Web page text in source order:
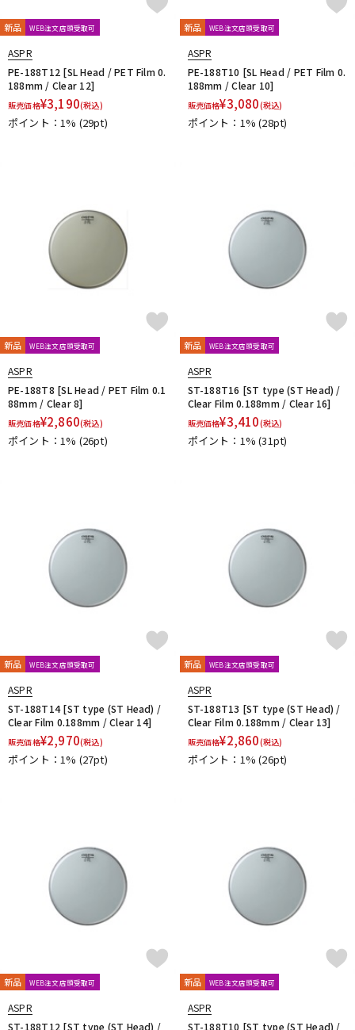
新品 WEB注文店頭受取可
ASPR
PE-188T12 [SL Head / PET Film 0.
188mm / Clear 12]
販売価格¥3,190(税込)
ポイント：1% (29pt)
新品 WEB注文店頭受取可
ASPR
PE-188T10 [SL Head / PET Film 0.
188mm / Clear 10]
販売価格¥3,080(税込)
ポイント：1%(28pt)
新品 WEB注文店頭受取可
ASPR
PE-188T8 [SL Head / PET Film 0.1
88mm / Clear 8]
販売価格¥2,860(税込)
ポイント：1% (26pt)
新品 WEB注文店頭受取可
ASPR
ST-188T16 [ST type (ST Head) /
Clear Film 0.188mm / Clear 16]
販売価格¥3,410(税込)
ポイント：1%(31pt)
新品 WEB注文店頭受取可
ASPR
ST-188T14 [ST type (ST Head) /
Clear Film 0.188mm / Clear 14]
販売価格¥2,970(税込)
ポイント：1% (27pt)
新品 WEB注文店頭受取可
ASPR
ST-188T13 [ST type (ST Head) /
Clear Film 0.188mm / Clear 13]
販売価格¥2,860(税込)
ポイント：1%(26pt)
新品 WEB注文店頭受取可
ASPR
ST-188T12 [ST type (ST Head) /
新品 WEB注文店頭受取可
ASPR
ST-188T10 [ST type (ST Head) /